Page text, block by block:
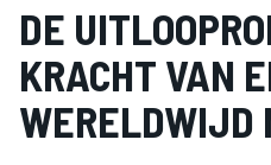
DE
KRACHT VAN
WERELDWIJD